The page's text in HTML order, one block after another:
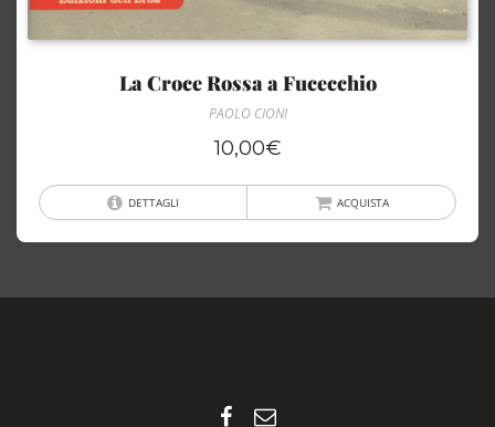
La Croce Rossa a Fucecchio
PAOLO CIONI
10,00€
DETTAGLI ACQUISTA